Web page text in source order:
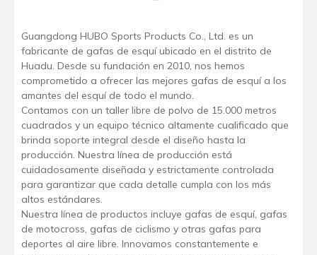
Guangdong HUBO Sports Products Co., Ltd. es un
fabricante de gafas de esquí ubicado en el distrito de
Huadu. Desde su fundación en 2010, nos hemos
comprometido a ofrecer las mejores gafas de esquí a los
amantes del esquí de todo el mundo.
Contamos con un taller libre de polvo de 15.000 metros
cuadrados y un equipo técnico altamente cualificado que
brinda soporte integral desde el diseño hasta la
producción. Nuestra línea de producción está
cuidadosamente diseñada y estrictamente controlada
para garantizar que cada detalle cumpla con los más
altos estándares.
Nuestra línea de productos incluye gafas de esquí, gafas
de motocross, gafas de ciclismo y otras gafas para
deportes al aire libre. Innovamos constantemente e